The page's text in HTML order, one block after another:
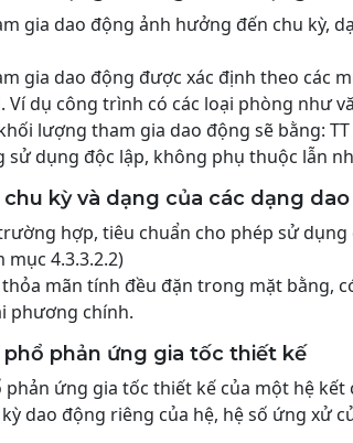
gia dao động ảnh hưởng đến chu kỳ,
gia dao động được xác định theo các
Ví dụ công trình có các loại phòng như
lượng tham gia dao động sẽ bằng:
sử dụng độc lập, không phụ thuộc lẫn
chu kỳ và dạng của các dạng
hợp, tiêu chuẩn cho phép sử
mục 4.3.3.2.2)
mãn tính đều đặn trong mặt bằng,
phương chính.
phổ phản ứng gia tốc thiết kế
phản ứng gia tốc thiết kế của một hệ kết
dao động riêng của hệ, hệ số ứng xử